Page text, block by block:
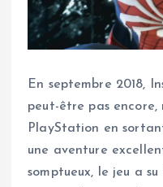
En septembre 2018,
peut-être pas
PlayStation en
une aventure
somptueux, le jeu a